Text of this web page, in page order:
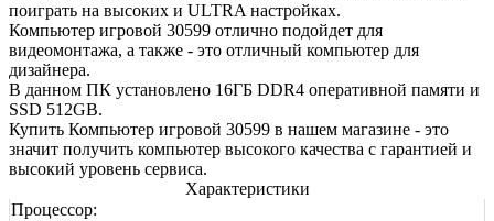
поиграть на высоких и ULTRA настройках.
Компьютер игровой 30599 отлично подойдет для
видеомонтажа, а также - это отличный компьютер для
дизайнера.
В данном ПК установлено 16ГБ DDR4 оперативной памяти и
SSD 512GB.
Купить Компьютер игровой 30599 в нашем магазине - это
значит получить компьютер высокого качества с гарантией и
высокий уровень сервиса.
Характеристики
Процессор: